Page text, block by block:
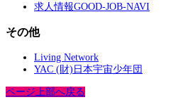
求人情報GOOD-JOB-NAVI
その他
Living Network
YAC (財)日本宇宙少年団
ページ上部へ戻る